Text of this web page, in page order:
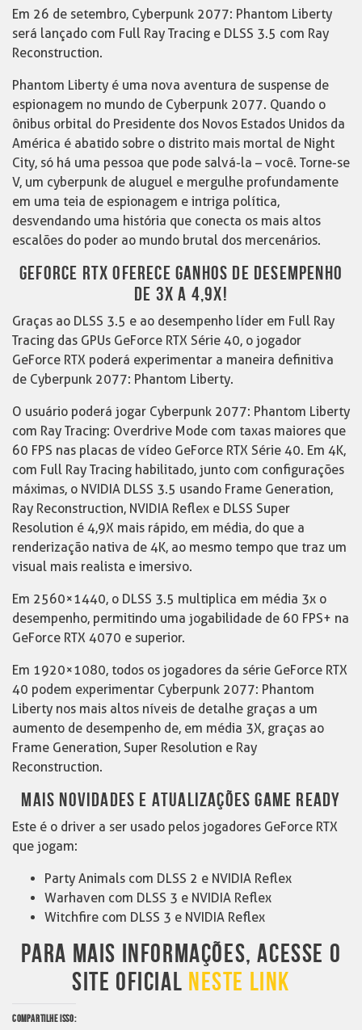
Em 26 de setembro, Cyberpunk 2077: Phantom Liberty
será lançado com Full Ray Tracing e DLSS 3.5 com Ray
Reconstruction.
Phantom Liberty é uma nova aventura de suspense de
espionagem no mundo de Cyberpunk 2077. Quando o
ônibus orbital do Presidente dos Novos Estados Unidos da
América é abatido sobre o distrito mais mortal de Night
City, só há uma pessoa que pode salvá-la – você. Torne-se
V, um cyberpunk de aluguel e mergulhe profundamente
em uma teia de espionagem e intriga política,
desvendando uma história que conecta os mais altos
escalões do poder ao mundo brutal dos mercenários.
GEFORCE RTX OFERECE GANHOS DE DESEMPENHO
DE 3X A 4,9X!
Graças ao DLSS 3.5 e ao desempenho líder em Full Ray
Tracing das GPUs GeForce RTX Série 40, o jogador
GeForce RTX poderá experimentar a maneira definitiva
de Cyberpunk 2077: Phantom Liberty.
O usuário poderá jogar Cyberpunk 2077: Phantom Liberty
com Ray Tracing: Overdrive Mode com taxas maiores que
60 FPS nas placas de vídeo GeForce RTX Série 40. Em 4K,
com Full Ray Tracing habilitado, junto com configurações
máximas, o NVIDIA DLSS 3.5 usando Frame Generation,
Ray Reconstruction, NVIDIA Reflex e DLSS Super
Resolution é 4,9X mais rápido, em média, do que a
renderização nativa de 4K, ao mesmo tempo que traz um
visual mais realista e imersivo.
Em 2560×1440, o DLSS 3.5 multiplica em média 3x o
desempenho, permitindo uma jogabilidade de 60 FPS+ na
GeForce RTX 4070 e superior.
Em 1920×1080, todos os jogadores da série GeForce RTX
40 podem experimentar Cyberpunk 2077: Phantom
Liberty nos mais altos níveis de detalhe graças a um
aumento de desempenho de, em média 3X, graças ao
Frame Generation, Super Resolution e Ray
Reconstruction.
MAIS NOVIDADES E ATUALIZAÇÕES GAME READY
Este é o driver a ser usado pelos jogadores GeForce RTX
que jogam:
Party Animals com DLSS 2 e NVIDIA Reflex
Warhaven com DLSS 3 e NVIDIA Reflex
Witchfire com DLSS 3 e NVIDIA Reflex
PARA MAIS INFORMAÇÕES, ACESSE O
SITE OFICIAL NESTE LINK
COMPARTILHE ISSO: